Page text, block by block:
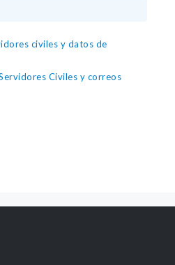
civiles y datos de
Civiles y correos